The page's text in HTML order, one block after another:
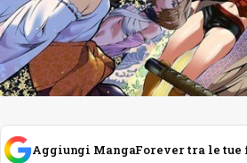
Aggiungi MangaForever tra le tue